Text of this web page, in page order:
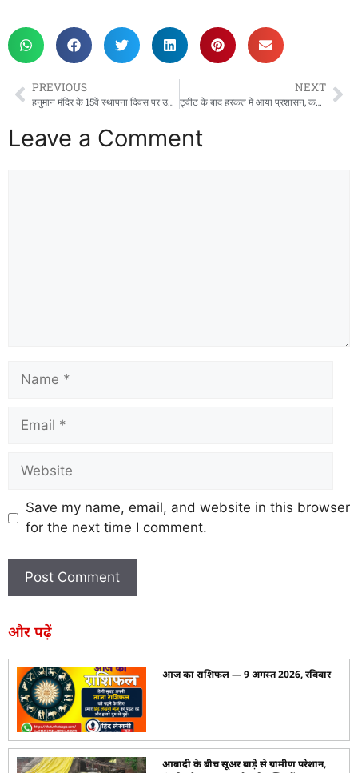
c
e
b
o
o
st
o
d
o
n
ai
l
ar
e
PREVIOUS
हनुमान मंदिर के 15वें स्थापना दिवस पर उमड़ा श्रद्धा का सैलाब, हजारों श्रद्धालुओं ने ग्रहण किया प्रसाद
NEXT
ट्वीट के बाद हरकत में आया प्रशासन, कर्नलगंज में डग्गामार वाहनों पर चला चेकिंग अभियान
Leave a Comment
Save my name, email, and website in this browser
for the next time I comment.
और पढ़ें
आज का राशिफल — 9 अगस्त 2026, रविवार
आबादी के बीच सूअर बाड़े से ग्रामीण परेशान,